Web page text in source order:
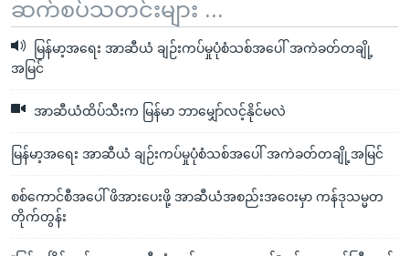
ဆက်စပ်သတင်းများ ...
မြန်မာ့အရေး အာဆီယံ ချဉ်းကပ်မှုပုံစံသစ်အပေါ် အကဲခတ်တချို့
အမြင်
အာဆီယံထိပ်သီးက မြန်မာ ဘာမျှော်လင့်နိုင်မလဲ
မြန်မာ့အရေး အာဆီယံ ချဉ်းကပ်မှုပုံစံသစ်အပေါ် အကဲခတ်တချို့အမြင်
စစ်ကောင်စီအပေါ် ဖိအားပေးဖို့ အာဆီယံအစည်းအဝေးမှာ ကန်ဒုသမ္မတ
တိုက်တွန်း